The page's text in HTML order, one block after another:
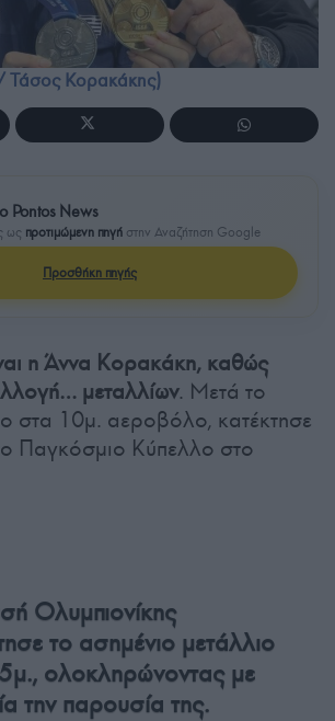
Τάσος Κορακάκης)
Pontos News
ως προτιμώμενη πηγή στην Αναζήτηση Google
Προσθήκη πηγής
η Άννα Κορακάκη, καθώς
μεταλλίων. Μετά το
στα 10μ. αεροβόλο, κατέκτησε
Παγκόσμιο Κύπελλο στο
Ολυμπιονίκης
το ασημένιο μετάλλιο
ολοκληρώνοντας με
την παρουσία της.